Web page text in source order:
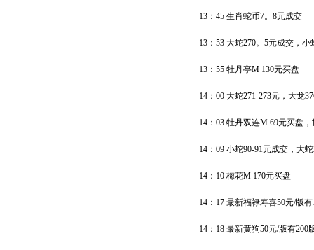
13：45 生肖蛇币7。8元成交
13：53 大蛇270。5元成交，
13：55 牡丹亭M 130元买盘
14：00 大蛇271-273元，大龙
14：03 牡丹双连M 69元买盘
14：09 小蛇90-91元成交，大
14：10 梅花M 170元买盘
14：17 最新福禄寿喜50元/版
14：18 最新黄狗50元/版有